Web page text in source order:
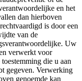
en het
dan hierboven
is door een
van de
Uw
verwerkt voor
die u aan
gegeven. Verwerking
genoemde kan